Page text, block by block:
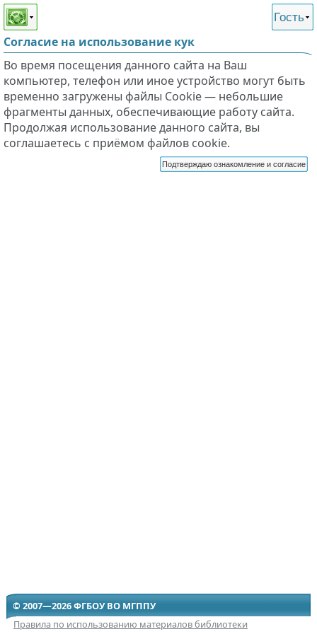
Этот сайт поддерживает
слабовидящих
Гость
Согласие на использование кук
Во время посещения данного сайта на Ваш
компьютер, телефон или иное устройство могут быть
временно загружены файлы Cookie — небольшие
фрагменты данных, обеспечивающие работу сайта.
Продолжая использование данного сайта, вы
соглашаетесь с приёмом файлов cookie.
Подтверждаю ознакомление и согласие
© 2007—2026 ФГБОУ ВО МГППУ
Правила по использованию материалов библиотеки